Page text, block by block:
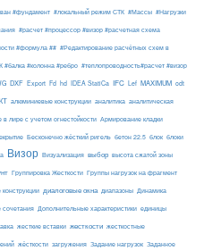
#фундамент #локальный режим СТК #Массы #Нагрузки
#расчет #процессор #визор #расчетная схема
#формула ## #Редактирование расчётных схем в
#балка #колонна #ребро #теплопроводность#расчет #визор
DXF Export Fd hd IDEA StatiCa IFC Lef MAXIMUM odt
алюминиевые конструкции аналитика аналитическая
лире с учетом огнестойкости Армирование кладки
Бесконечно жёсткий ригель бетон 22.5 блок блоки
Визор Визуализация выбор высота сжатой зоны
Группировка Жесткости Группы нагрузок на фрагмент
диалоговые окна диапазоны Динамика
сочетания Дополнительные характеристики единицы
жесткие вставки жесткости жесткостные
жёсткости загружения Задание нагрузок Заданное